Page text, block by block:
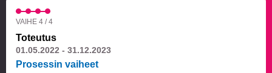
VAIHE 4 / 4
Toteutus
01.05.2022 - 31.12.2023
Prosessin vaiheet